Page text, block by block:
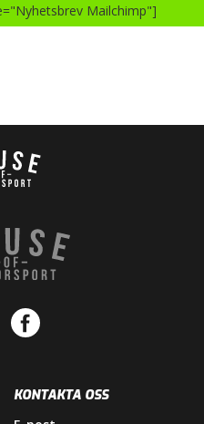
Mailchimp"]
KONTAKTA OSS